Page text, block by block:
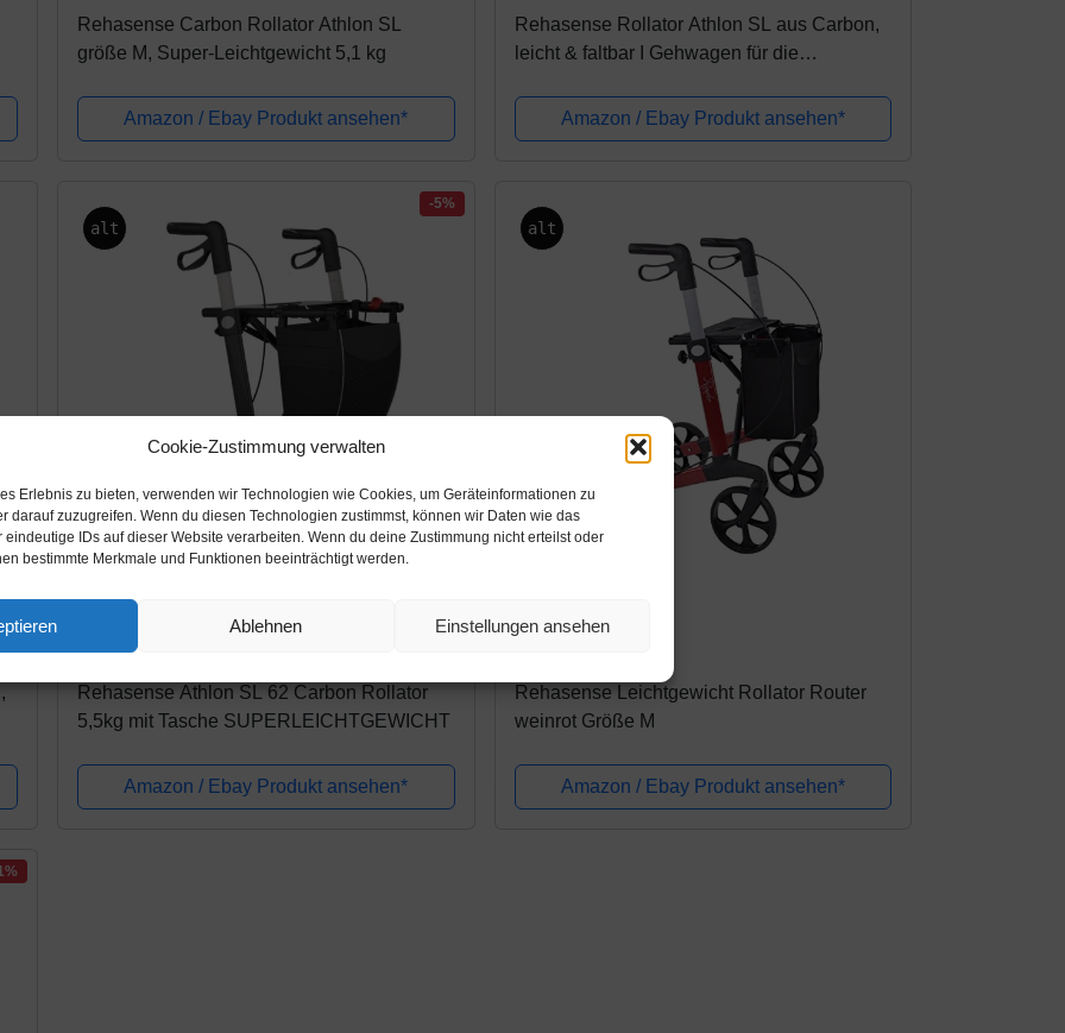
Cookie-Zustimmung verwalten
Erlebnis zu bieten, verwenden wir Technologien wie Cookies, um Geräteinformationen zu
darauf zuzugreifen. Wenn du diesen Technologien zustimmst, können wir Daten wie das
eindeutige IDs auf dieser Website verarbeiten. Wenn du deine Zustimmung nicht erteilst oder
bestimmte Merkmale und Funktionen beeinträchtigt werden.
Ablehnen Einstellungen ansehen
Rehasense Carbon Rollator Athlon SL
größe M, Super-Leichtgewicht 5,1 kg
Amazon / Ebay Produkt ansehen*
Rehasense Rollator Athlon SL aus Carbon,
leicht & faltbar I Gehwagen für die
höhenverstellbar I für Personen mit einer...
Amazon / Ebay Produkt ansehen*
-5%
alt
Amazon.de
322,71€
Rehasense Athlon SL 62 Carbon Rollator
5,5kg mit Tasche SUPERLEICHTGEWICHT
Amazon / Ebay Produkt ansehen*
alt
Rehasense Leichtgewicht Rollator Router
weinrot Größe M
Amazon / Ebay Produkt ansehen*